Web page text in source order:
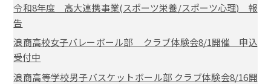
令和8年度 高大連携事業(スポーツ栄養/スポーツ心理) 報
告
浪商高校女子バレーボール部 クラブ体験会8/1開催 申込
受付中
浪商高等学校男子バスケットボール部 クラブ体験会8/16開